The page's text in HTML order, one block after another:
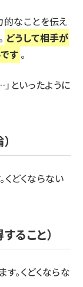
的なことを伝え
どうして相手が
す 。
といったように
どくならない
ること）
。くどくならな